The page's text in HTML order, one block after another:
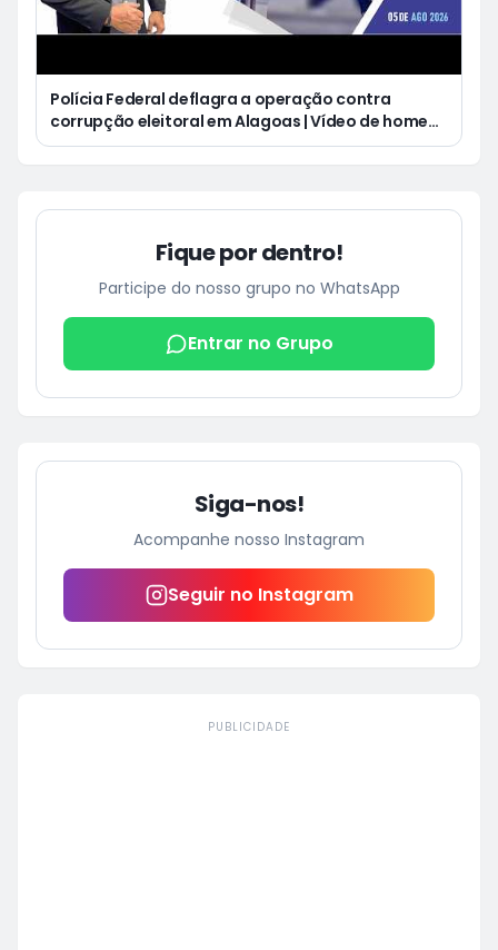
Polícia Federal deflagra a operação contra
corrupção eleitoral em Alagoas | Vídeo de homem
defecando durante missa gera revolta e
Fique por dentro!
Participe do nosso grupo no WhatsApp
Entrar no Grupo
Siga-nos!
Acompanhe nosso Instagram
Seguir no Instagram
PUBLICIDADE